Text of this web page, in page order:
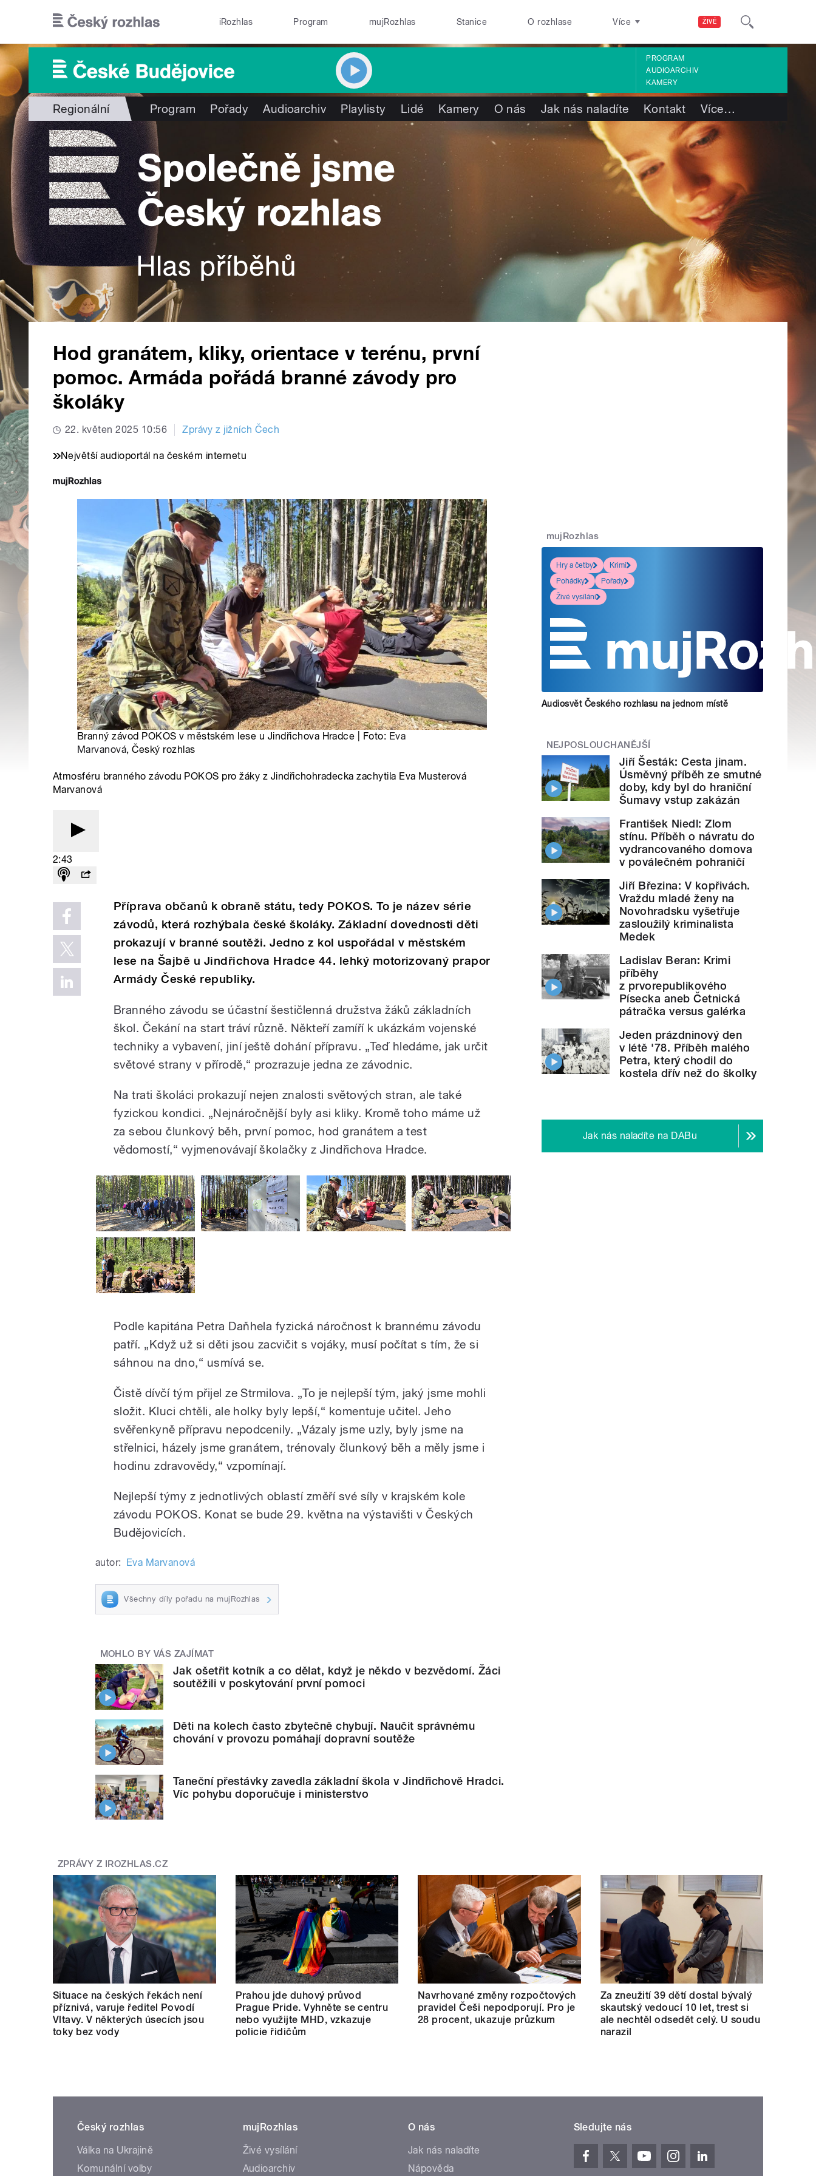
ŽIVĚ
iRozhlas Program mujRozhlas Stanice O rozhlase Více
PROGRAM
AUDIOARCHIV
KAMERY
Regionální Program Pořady Audioarchiv Playlisty Lidé Kamery O nás Jak nás naladíte Kontakt Více…
Hod granátem, kliky, orientace v terénu, první
pomoc. Armáda pořádá branné závody pro
školáky
22. květen 2025 10:56 Zprávy z jižních Čech
Největší audioportál na českém internetu
Branný závod POKOS v městském lese u Jindřichova Hradce | Foto: Eva
Marvanová, Český rozhlas
Atmosféru branného závodu POKOS pro žáky z Jindřichohradecka zachytila Eva Musterová
Marvanová
2:43
Příprava občanů k obraně státu, tedy POKOS. To je název série
závodů, která rozhýbala české školáky. Základní dovednosti děti
prokazují v branné soutěži. Jedno z kol uspořádal v městském
lese na Šajbě u Jindřichova Hradce 44. lehký motorizovaný prapor
Armády České republiky.
Branného závodu se účastní šestičlenná družstva žáků základních
škol. Čekání na start tráví různě. Někteří zamíří k ukázkám vojenské
techniky a vybavení, jiní ještě dohání přípravu. „Teď hledáme, jak určit
světové strany v přírodě,“ prozrazuje jedna ze závodnic.
Na trati školáci prokazují nejen znalosti světových stran, ale také
fyzickou kondici. „Nejnáročnější byly asi kliky. Kromě toho máme už
za sebou člunkový běh, první pomoc, hod granátem a test
vědomostí,“ vyjmenovávají školačky z Jindřichova Hradce.
Podle kapitána Petra Daňhela fyzická náročnost k brannému závodu
patří. „Když už si děti jsou zacvičit s vojáky, musí počítat s tím, že si
sáhnou na dno,“ usmívá se.
Čistě dívčí tým přijel ze Strmilova. „To je nejlepší tým, jaký jsme mohli
složit. Kluci chtěli, ale holky byly lepší,“ komentuje učitel. Jeho
svěřenkyně přípravu nepodcenily. „Vázaly jsme uzly, byly jsme na
střelnici, házely jsme granátem, trénovaly člunkový běh a měly jsme i
hodinu zdravovědy,“ vzpomínají.
Nejlepší týmy z jednotlivých oblastí změří své síly v krajském kole
závodu POKOS. Konat se bude 29. května na výstavišti v Českých
Budějovicích.
autor: Eva Marvanová
Všechny díly pořadu na mujRozhlas
MOHLO BY VÁS ZAJÍMAT
Jak ošetřit kotník a co dělat, když je někdo v bezvědomí. Žáci
soutěžili v poskytování první pomoci
Děti na kolech často zbytečně chybují. Naučit správnému
chování v provozu pomáhají dopravní soutěže
Taneční přestávky zavedla základní škola v Jindřichově Hradci.
Víc pohybu doporučuje i ministerstvo
mujRozhlas
Hry a četby
Krimi
Pohádky
Pořady
Živé vysílání
Audiosvět Českého rozhlasu na jednom místě
NEJPOSLOUCHANĚJŠÍ
Jiří Šesták: Cesta jinam.
Úsměvný příběh ze smutné
doby, kdy byl do hraniční
Šumavy vstup zakázán
František Niedl: Zlom
stínu. Příběh o návratu do
vydrancovaného domova
v poválečném pohraničí
Jiří Březina: V kopřivách.
Vraždu mladé ženy na
Novohradsku vyšetřuje
zasloužilý kriminalista
Medek
Ladislav Beran: Krimi
příběhy
z prvorepublikového
Písecka aneb Četnická
pátračka versus galérka
Jeden prázdninový den
v létě '78. Příběh malého
Petra, který chodil do
kostela dřív než do školky
Jak nás naladíte na DABu
ZPRÁVY Z IROZHLAS.CZ
Situace na českých řekách není
příznivá, varuje ředitel Povodí
Vltavy. V některých úsecích jsou
toky bez vody
Prahou jde duhový průvod
Prague Pride. Vyhněte se centru
nebo využijte MHD, vzkazuje
policie řidičům
Navrhované změny rozpočtových
pravidel Češi nepodporují. Pro je
28 procent, ukazuje průzkum
Za zneužití 39 dětí dostal bývalý
skautský vedoucí 10 let, trest si
ale nechtěl odsedět celý. U soudu
narazil
Český rozhlas
Válka na Ukrajině
Komunální volby
mujRozhlas
Živé vysílání
Audioarchiv
O nás
Jak nás naladíte
Nápověda
Sledujte nás